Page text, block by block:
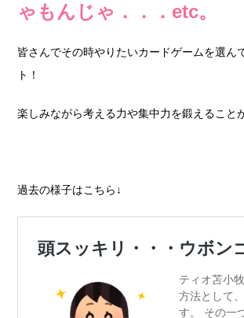
ゃもんじゃ．．．etc。
皆さんでその時やりたいカードゲームを選ん
ト！
楽しみながら考える力や集中力を鍛えるこ
過去の様子はこちら↓